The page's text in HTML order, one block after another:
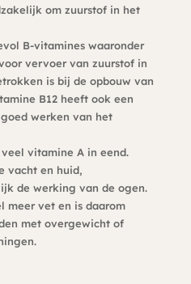
om zuurstof in het
B-vitamines waaronder
vervoer van zuurstof in
is bij de opbouw van
B12 heeft ook een
werken van het
vitamine A in eend.
vacht en huid,
de werking van de ogen.
meer vet en is daarom
met overgewicht of